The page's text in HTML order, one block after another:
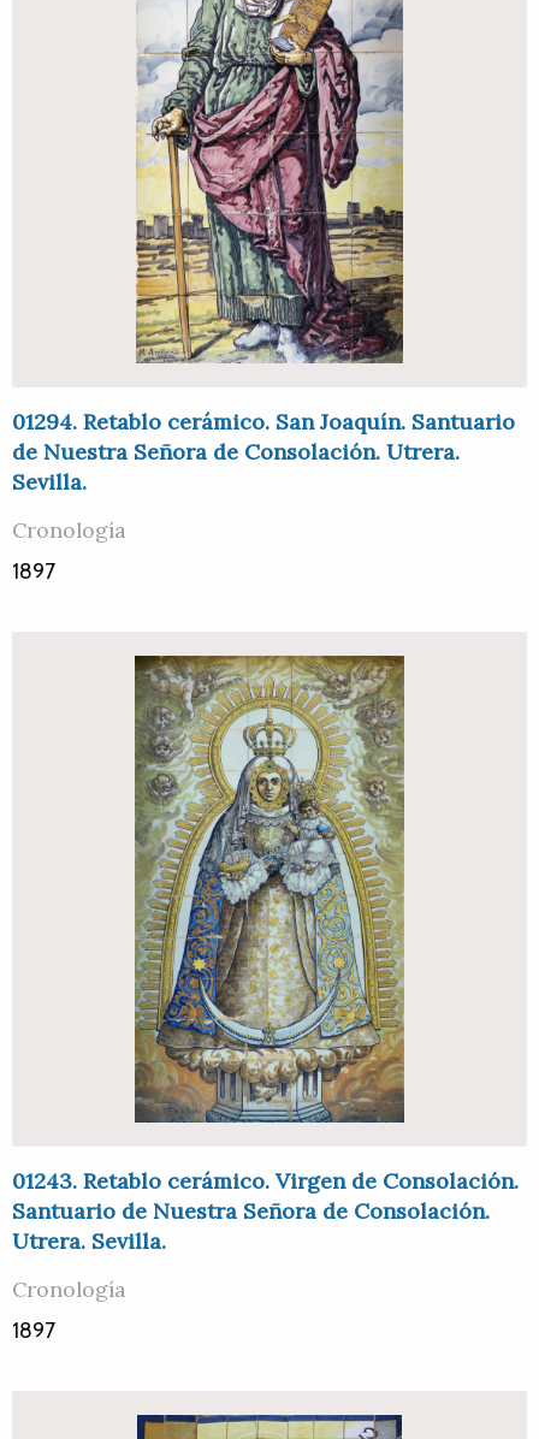
01294. Retablo cerámico. San Joaquín. Santuario
de Nuestra Señora de Consolación. Utrera.
Sevilla.
Cronología
1897
01243. Retablo cerámico. Virgen de Consolación.
Santuario de Nuestra Señora de Consolación.
Utrera. Sevilla.
Cronología
1897